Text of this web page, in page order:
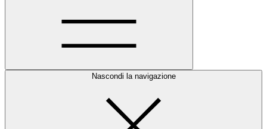
Nascondi la navigazione